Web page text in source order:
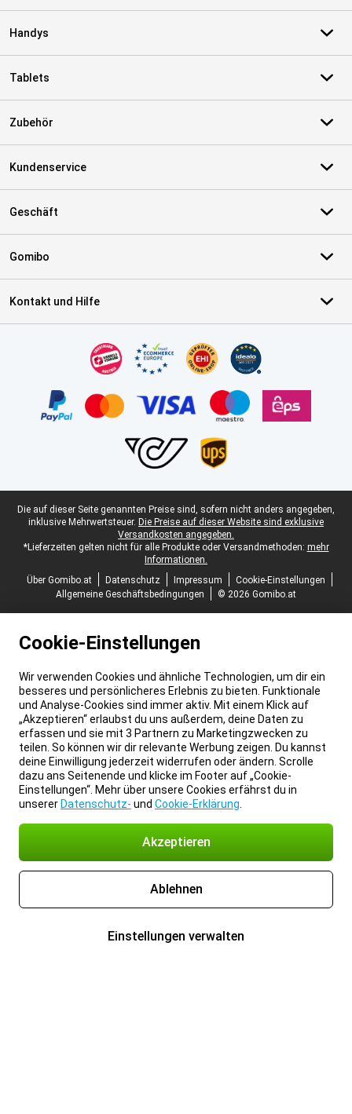
Handys
Tablets
Zubehör
Kundenservice
Geschäft
Gomibo
Kontakt und Hilfe
Juristische Fußzeile
Die auf dieser Seite genannten Preise sind, sofern nicht anders angegeben,
inklusive Mehrwertsteuer. Die Preise auf dieser Website sind exklusive
Versandkosten angegeben.
*Lieferzeiten gelten nicht für alle Produkte oder Versandmethoden: mehr
Informationen.
Über Gomibo.at
Datenschutz Impressum
Cookie-Einstellungen
Allgemeine Geschäftsbedingungen
© 2026 Gomibo.at
Cookie-Einstellungen
Wir verwenden Cookies und ähnliche Technologien, um dir ein
besseres und persönlicheres Erlebnis zu bieten. Funktionale
und Analyse-Cookies sind immer aktiv. Mit einem Klick auf
„Akzeptieren“ erlaubst du uns außerdem, deine Daten zu
erfassen und sie mit 3 Partnern zu Marketingzwecken zu
teilen. So können wir dir relevante Werbung zeigen. Du kannst
deine Einwilligung jederzeit widerrufen oder ändern. Scrolle
dazu ans Seitenende und klicke im Footer auf „Cookie-
Einstellungen“. Mehr über unsere Cookies erfährst du in
unserer Datenschutz- und Cookie-Erklärung
Akzeptieren
Ablehnen
Einstellungen verwalten